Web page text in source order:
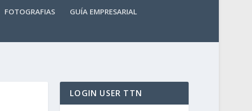
FOTOGRAFIAS GUÍA EMPRESARIAL
LOGIN USER TTN